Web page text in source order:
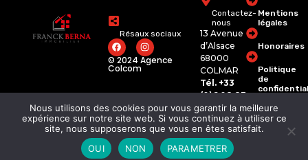
Mentions
légales
Honoraires
Politique
de
Contactez-
nous
13 Avenue
d’Alsace
68000
COLMAR
Tél. +33
(0)6 08 83
74 62
Résaux sociaux
© 2024 Agence
Colcom
©2026 Tous les droits Reservés.
Nous utilisons des cookies pour vous garantir la meilleure
expérience sur notre site web. Si vous continuez à utiliser ce
site, nous supposerons que vous en êtes satisfait.
OUI
NON PARAMETRER